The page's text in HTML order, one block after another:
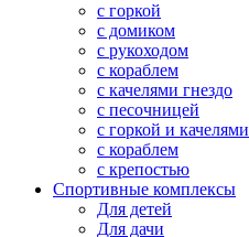
с горкой
с домиком
с рукоходом
с кораблем
с качелями гнездо
с песочницей
с горкой и качелями
с кораблем
с крепостью
Спортивные комплексы
Для детей
Для дачи